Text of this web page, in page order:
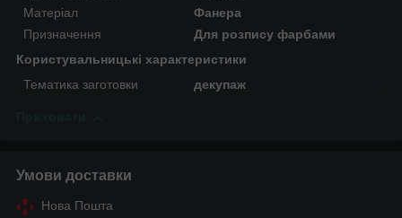
Матеріал
Фанера
Призначення
Для розпису фарбами
Користувальницькі характеристики
Тематика заготовки
декупаж
Умови доставки
Нова Пошта